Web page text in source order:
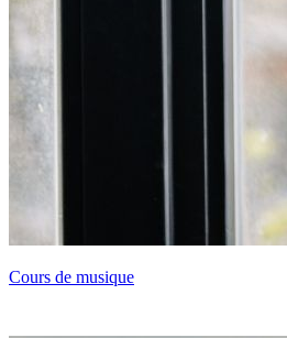
Cours de musique